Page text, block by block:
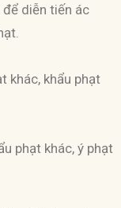
diễn tiến ác
khác, khẩu phạt
phạt khác, ý phạt